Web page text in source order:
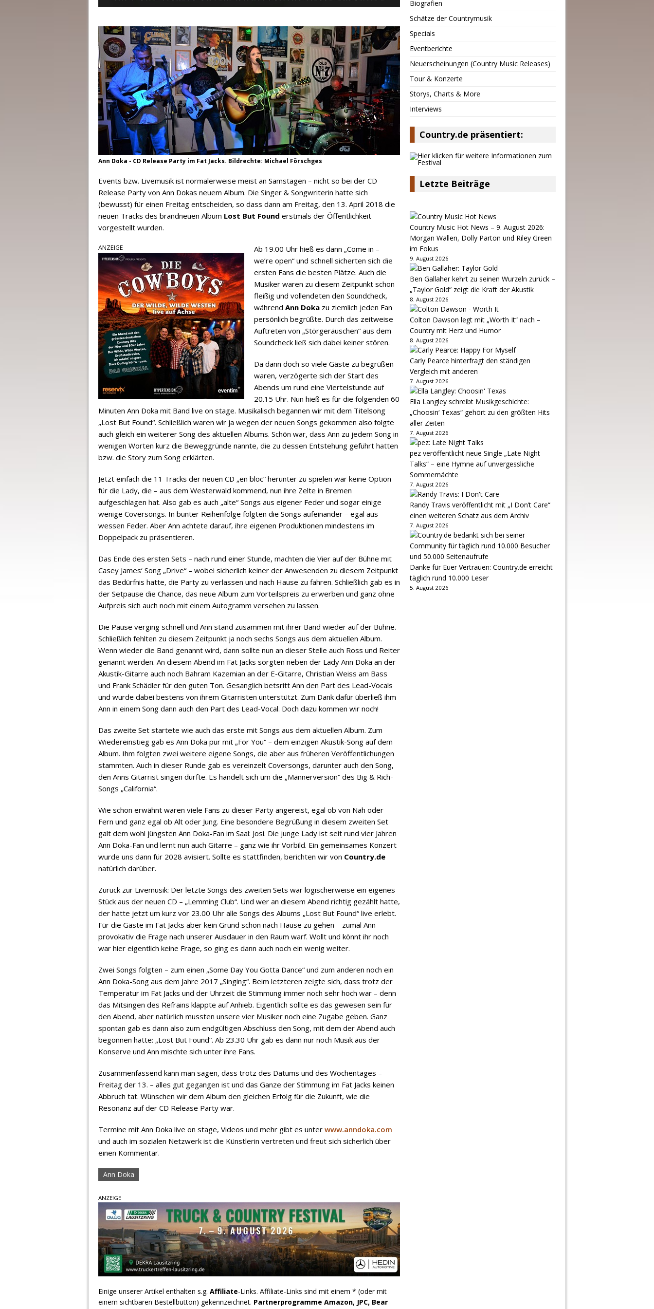
Ann Doka - CD Release Party im Fat Jacks. Bildrechte: Michael Förschges
Events bzw. Livemusik ist normalerweise meist an Samstagen – nicht so bei der CD
Release Party von Ann Dokas neuem Album. Die Singer & Songwriterin hatte sich
(bewusst) für einen Freitag entscheiden, so dass dann am Freitag, den 13. April 2018 die
neuen Tracks des brandneuen Album Lost But Found erstmals der Öffentlichkeit
vorgestellt wurden.
ANZEIGE
Ab 19.00 Uhr hieß es dann „Come in –
we’re open“ und schnell sicherten sich die
ersten Fans die besten Plätze. Auch die
Musiker waren zu diesem Zeitpunkt schon
fleißig und vollendeten den Soundcheck,
während Ann Doka zu ziemlich jeden Fan
persönlich begrüßte. Durch das zeitweise
Auftreten von „Störgeräuschen“ aus dem
Soundcheck ließ sich dabei keiner stören.
Da dann doch so viele Gäste zu begrüßen
waren, verzögerte sich der Start des
Abends um rund eine Viertelstunde auf
20.15 Uhr. Nun hieß es für die folgenden 60
Minuten Ann Doka mit Band live on stage. Musikalisch begannen wir mit dem Titelsong
„Lost But Found“. Schließlich waren wir ja wegen der neuen Songs gekommen also folgte
auch gleich ein weiterer Song des aktuellen Albums. Schön war, dass Ann zu jedem Song in
wenigen Worten kurz die Beweggründe nannte, die zu dessen Entstehung geführt hatten
bzw. die Story zum Song erklärten.
Jetzt einfach die 11 Tracks der neuen CD „en bloc“ herunter zu spielen war keine Option
für die Lady, die – aus dem Westerwald kommend, nun ihre Zelte in Bremen
aufgeschlagen hat. Also gab es auch „alte“ Songs aus eigener Feder und sogar einige
wenige Coversongs. In bunter Reihenfolge folgten die Songs aufeinander – egal aus
wessen Feder. Aber Ann achtete darauf, ihre eigenen Produktionen mindestens im
Doppelpack zu präsentieren.
Das Ende des ersten Sets – nach rund einer Stunde, machten die Vier auf der Bühne mit
Casey James‘ Song „Drive“ – wobei sicherlich keiner der Anwesenden zu diesem Zeitpunkt
das Bedürfnis hatte, die Party zu verlassen und nach Hause zu fahren. Schließlich gab es in
der Setpause die Chance, das neue Album zum Vorteilspreis zu erwerben und ganz ohne
Aufpreis sich auch noch mit einem Autogramm versehen zu lassen.
Die Pause verging schnell und Ann stand zusammen mit ihrer Band wieder auf der Bühne.
Schließlich fehlten zu diesem Zeitpunkt ja noch sechs Songs aus dem aktuellen Album.
Wenn wieder die Band genannt wird, dann sollte nun an dieser Stelle auch Ross und Reiter
genannt werden. An diesem Abend im Fat Jacks sorgten neben der Lady Ann Doka an der
Akustik-Gitarre auch noch Bahram Kazemian an der E-Gitarre, Christian Weiss am Bass
und Frank Schädler für den guten Ton. Gesanglich betsritt Ann den Part des Lead-Vocals
und wurde dabei bestens von ihrem Gitarristen unterstützt. Zum Dank dafür überließ ihm
Ann in einem Song dann auch den Part des Lead-Vocal. Doch dazu kommen wir noch!
Das zweite Set startete wie auch das erste mit Songs aus dem aktuellen Album. Zum
Wiedereinstieg gab es Ann Doka pur mit „For You“ – dem einzigen Akustik-Song auf dem
Album. Ihm folgten zwei weitere eigene Songs, die aber aus früheren Veröffentlichungen
stammten. Auch in dieser Runde gab es vereinzelt Coversongs, darunter auch den Song,
den Anns Gitarrist singen durfte. Es handelt sich um die „Männerversion“ des Big & Rich-
Songs „California“.
Wie schon erwähnt waren viele Fans zu dieser Party angereist, egal ob von Nah oder
Fern und ganz egal ob Alt oder Jung. Eine besondere Begrüßung in diesem zweiten Set
galt dem wohl jüngsten Ann Doka-Fan im Saal: Josi. Die junge Lady ist seit rund vier Jahren
Ann Doka-Fan und lernt nun auch Gitarre – ganz wie ihr Vorbild. Ein gemeinsames Konzert
wurde uns dann für 2028 avisiert. Sollte es stattfinden, berichten wir von Country.de
natürlich darüber.
Zurück zur Livemusik: Der letzte Songs des zweiten Sets war logischerweise ein eigenes
Stück aus der neuen CD – „Lemming Club“. Und wer an diesem Abend richtig gezählt hatte,
der hatte jetzt um kurz vor 23.00 Uhr alle Songs des Albums „Lost But Found“ live erlebt.
Für die Gäste im Fat Jacks aber kein Grund schon nach Hause zu gehen – zumal Ann
provokativ die Frage nach unserer Ausdauer in den Raum warf. Wollt und könnt ihr noch
war hier eigentlich keine Frage, so ging es dann auch noch ein wenig weiter.
Zwei Songs folgten – zum einen „Some Day You Gotta Dance“ und zum anderen noch ein
Ann Doka-Song aus dem Jahre 2017 „Singing“. Beim letzteren zeigte sich, dass trotz der
Temperatur im Fat Jacks und der Uhrzeit die Stimmung immer noch sehr hoch war – denn
das Mitsingen des Refrains klappte auf Anhieb. Eigentlich sollte es das gewesen sein für
den Abend, aber natürlich mussten unsere vier Musiker noch eine Zugabe geben. Ganz
spontan gab es dann also zum endgültigen Abschluss den Song, mit dem der Abend auch
begonnen hatte: „Lost But Found“. Ab 23.30 Uhr gab es dann nur noch Musik aus der
Konserve und Ann mischte sich unter ihre Fans.
Zusammenfassend kann man sagen, dass trotz des Datums und des Wochentages –
Freitag der 13. – alles gut gegangen ist und das Ganze der Stimmung im Fat Jacks keinen
Abbruch tat. Wünschen wir dem Album den gleichen Erfolg für die Zukunft, wie die
Resonanz auf der CD Release Party war.
Termine mit Ann Doka live on stage, Videos und mehr gibt es unter www.anndoka.com
und auch im sozialen Netzwerk ist die Künstlerin vertreten und freut sich sicherlich über
einen Kommentar.
Ann Doka
ANZEIGE
Einige unserer Artikel enthalten s.g. Affiliate-Links. Affiliate-Links sind mit einem * (oder mit
einem sichtbaren Bestellbutton) gekennzeichnet. Partnerprogramme Amazon, JPC, Bear
Biografien
Schätze der Countrymusik
Specials
Eventberichte
Neuerscheinungen (Country Music Releases)
Tour & Konzerte
Storys, Charts & More
Interviews
Country.de präsentiert:
Letzte Beiträge
Country Music Hot News – 9. August 2026:
Morgan Wallen, Dolly Parton und Riley Green
im Fokus
9. August 2026
Ben Gallaher kehrt zu seinen Wurzeln zurück –
„Taylor Gold“ zeigt die Kraft der Akustik
8. August 2026
Colton Dawson legt mit „Worth It“ nach –
Country mit Herz und Humor
8. August 2026
Carly Pearce hinterfragt den ständigen
Vergleich mit anderen
7. August 2026
Ella Langley schreibt Musikgeschichte:
„Choosin‘ Texas“ gehört zu den größten Hits
aller Zeiten
7. August 2026
pez veröffentlicht neue Single „Late Night
Talks“ – eine Hymne auf unvergessliche
Sommernächte
7. August 2026
Randy Travis veröffentlicht mit „I Don’t Care“
einen weiteren Schatz aus dem Archiv
7. August 2026
Danke für Euer Vertrauen: Country.de erreicht
täglich rund 10.000 Leser
5. August 2026